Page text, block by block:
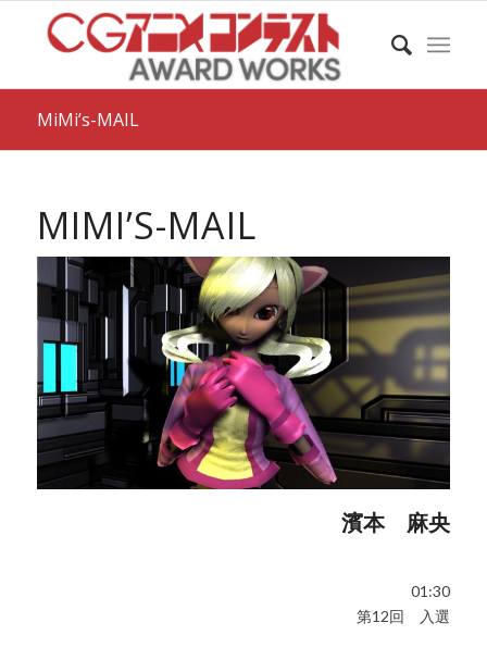
MiMi’s-MAIL
MIMI’S-MAIL
濱本 麻央
01:30
第12回 入選